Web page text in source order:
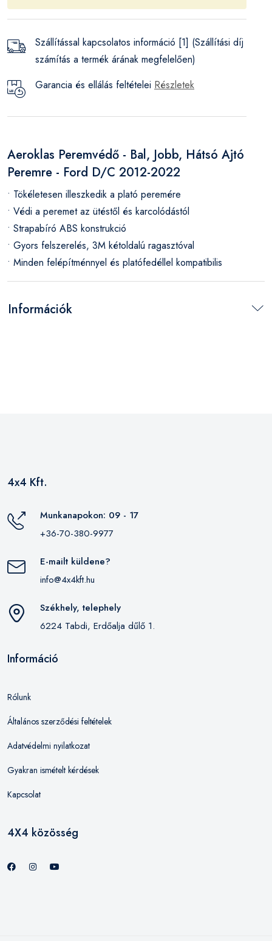
Szállítással kapcsolatos információ [1] (Szállítási díj
számítás a termék árának megfelelően)
Garancia és ellálás feltételei Részletek
Aeroklas Peremvédő - Bal, Jobb, Hátsó Ajtó
Peremre - Ford D/C 2012-2022
• Tökéletesen illeszkedik a plató peremére
• Védi a peremet az ütéstől és karcolódástól
• Strapabíró ABS konstrukció
• Gyors felszerelés, 3M kétoldalú ragasztóval
• Minden felépítménnyel és platófedéllel kompatibilis
Információk
4x4 Kft.
Munkanapokon: 09 - 17
+36-70-380-9977
E-mailt küldene?
info@4x4kft.hu
Székhely, telephely
6224 Tabdi, Erdőalja dűlő 1.
Információ
Rólunk
Általános szerződési feltételek
Adatvédelmi nyilatkozat
Gyakran ismételt kérdések
Kapcsolat
4X4 közösség